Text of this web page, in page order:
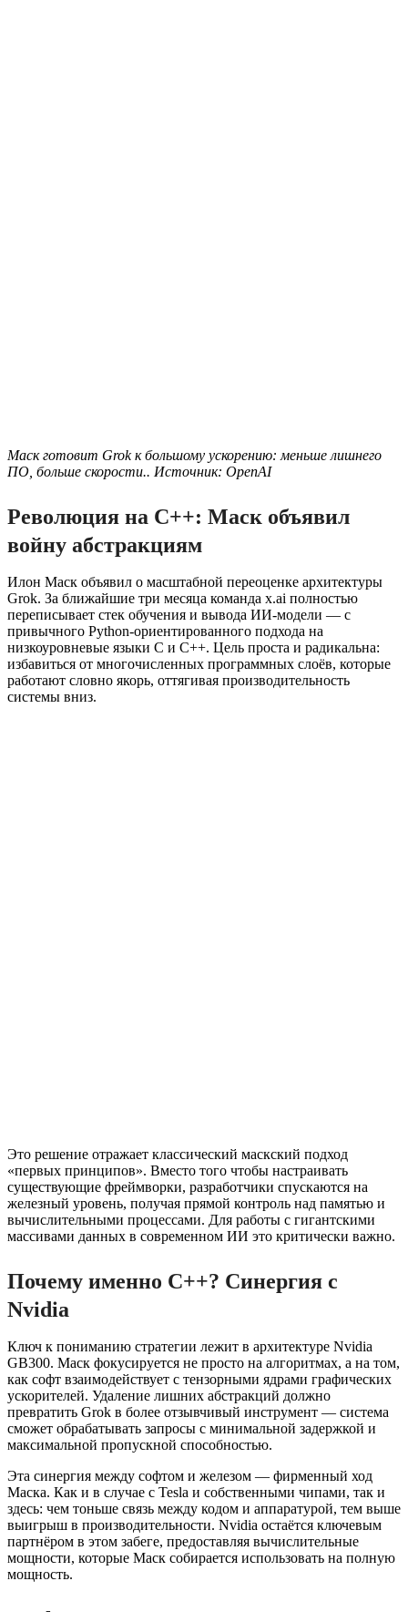
Маск готовит Grok к большому ускорению: меньше лишнего
ПО, больше скорости.. Источник: OpenAI
Революция на C++: Маск объявил
войну абстракциям
Илон Маск объявил о масштабной переоценке архитектуры
Grok. За ближайшие три месяца команда x.ai полностью
переписывает стек обучения и вывода ИИ-модели — с
привычного Python-ориентированного подхода на
низкоуровневые языки C и C++. Цель проста и радикальна:
избавиться от многочисленных программных слоёв, которые
работают словно якорь, оттягивая производительность
системы вниз.
Это решение отражает классический маскский подход
«первых принципов». Вместо того чтобы настраивать
существующие фреймворки, разработчики спускаются на
железный уровень, получая прямой контроль над памятью и
вычислительными процессами. Для работы с гигантскими
массивами данных в современном ИИ это критически важно.
Почему именно C++? Синергия с
Nvidia
Ключ к пониманию стратегии лежит в архитектуре Nvidia
GB300. Маск фокусируется не просто на алгоритмах, а на том,
как софт взаимодействует с тензорными ядрами графических
ускорителей. Удаление лишних абстракций должно
превратить Grok в более отзывчивый инструмент — система
сможет обрабатывать запросы с минимальной задержкой и
максимальной пропускной способностью.
Эта синергия между софтом и железом — фирменный ход
Маска. Как и в случае с Tesla и собственными чипами, так и
здесь: чем тоньше связь между кодом и аппаратурой, тем выше
выигрыш в производительности. Nvidia остаётся ключевым
партнёром в этом забеге, предоставляя вычислительные
мощности, которые Маск собирается использовать на полную
мощность.